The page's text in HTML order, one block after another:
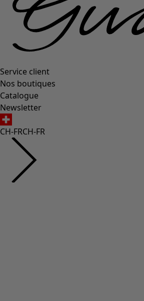
Service client
Nos boutiques
Catalogue
Newsletter
CH-FRCH-FR